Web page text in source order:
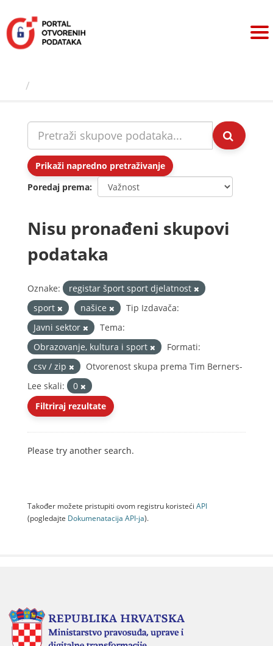
sadržaj
Prikaži napredno pretraživanje
Poredaj prema
Nisu pronađeni skupovi
podataka
Oznake:
registar šport sport djelatnost
sport
našice
Tip Izdavača:
Javni sektor
Tema:
Obrazovanje, kultura i sport
Formati:
csv / zip
Otvorenost skupa prema Tim Berners-
Lee skali:
0
Filtriraj rezultate
Please try another search.
Također možete pristupiti ovom registru koristeći API
(pogledajte Dokumenаtаcijа API-jа).